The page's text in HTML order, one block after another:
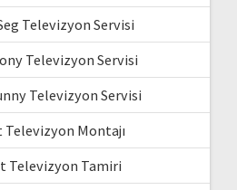
Televizyon Servisi
Televizyon Servisi
Televizyon Servisi
Televizyon Montajı
Televizyon Tamiri